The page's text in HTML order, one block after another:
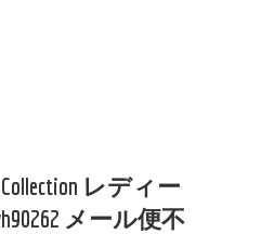
レディー
メール便不